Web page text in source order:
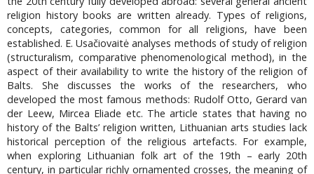
religion history books are written already. Types of religions,
concepts, categories, common for all religions, have been
established. E. Usačiovaitė analyses methods of study of religion
(structuralism, comparative phenomenological method), in the
aspect of their availability to write the history of the religion of
Balts. She discusses the works of the researchers, who
developed the most famous methods: Rudolf Otto, Gerard van
der Leew, Mircea Eliade etc. The article states that having no
history of the Balts’ religion written, Lithuanian arts studies lack
historical perception of the religious artefacts. For example,
when exploring Lithuanian folk art of the 19th – early 20th
century, in particular richly ornamented crosses, the meaning of